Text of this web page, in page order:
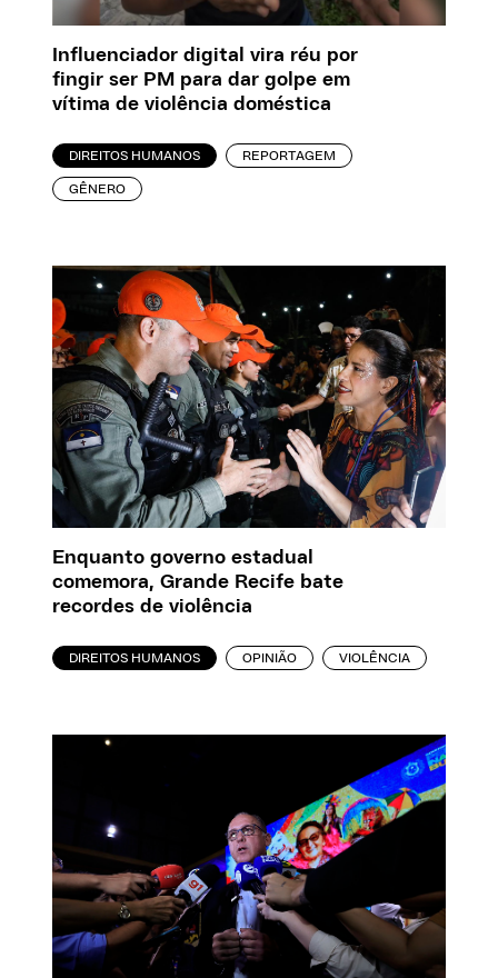
Influenciador digital vira réu por
fingir ser PM para dar golpe em
vítima de violência doméstica
DIREITOS HUMANOS REPORTAGEM
GÊNERO
Enquanto governo estadual
comemora, Grande Recife bate
recordes de violência
DIREITOS HUMANOS OPINIÃO VIOLÊNCIA